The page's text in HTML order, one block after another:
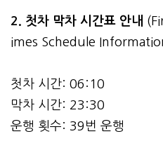
2. 첫차 막차 시간표 안내
imes Schedule
첫차 시간: 06:10
막차 시간: 23:30
운행 횟수: 39번 운행